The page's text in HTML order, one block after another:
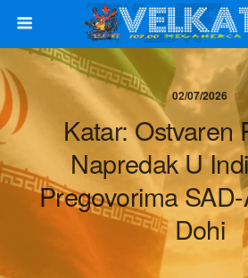
02/07/2026
Katar: Ostvaren
Napredak U
Pregovorima
Dohi